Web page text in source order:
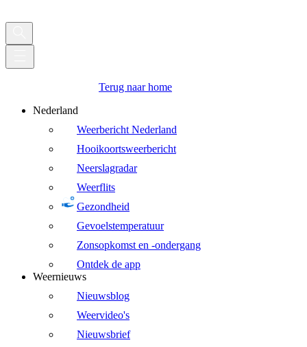
Terug naar home
Nederland
Weerbericht Nederland
Hooikoortsweerbericht
Neerslagradar
Weerflits
Gezondheid
Gevoelstemperatuur
Zonsopkomst en -ondergang
Ontdek de app
Weernieuws
Nieuwsblog
Weervideo's
Nieuwsbrief